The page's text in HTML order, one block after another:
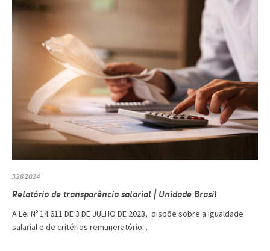
3.28.2024
Relatório de transparência salarial | Unidade Brasil
A Lei Nº 14.611 DE 3 DE JULHO DE 2023, dispõe sobre a igualdade
salarial e de critérios remuneratório...